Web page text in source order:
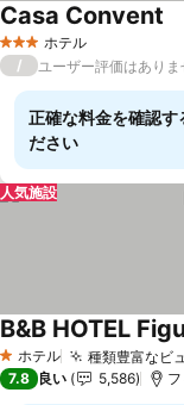
3 ホテルのランク
ホテル
Casa Convent
/ ユーザー評価はありま
正確な料金を確認す
ださい
人気施設
1 ホテルのランク
ホテル 種類豊富なビ
B&B HOTEL
7.8 良い 5,586